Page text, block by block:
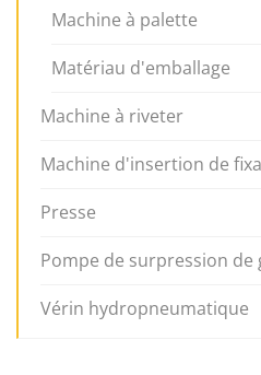
Machine à palette
Matériau d'emballage
Machine à riveter
Machine d'insertion de
Presse
Pompe de surpression de
Vérin hydropneumatique